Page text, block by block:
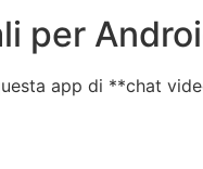
per
app di **chat